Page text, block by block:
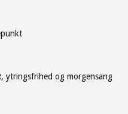
ytringsfrihed og morgensang